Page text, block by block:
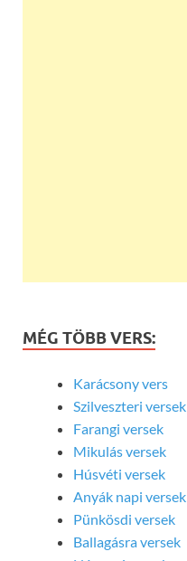
MÉG TÖBB VERS:
Karácsony vers
Szilveszteri versek
Farangi versek
Mikulás versek
Húsvéti versek
Anyák napi versek
Pünkösdi versek
Ballagásra versek